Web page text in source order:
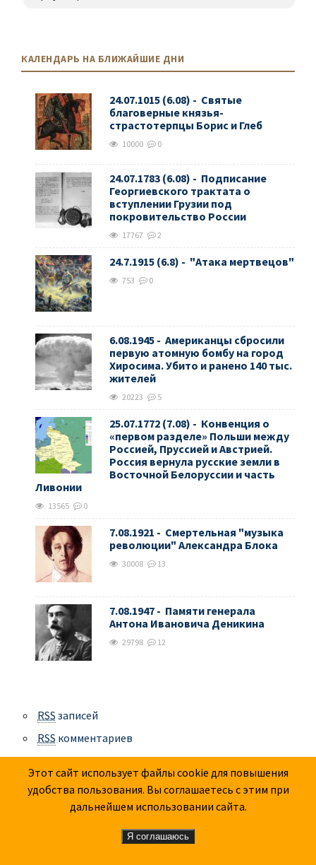
КАЛЕНДАРЬ НА БЛИЖАЙШИЕ ДНИ
24.07.1015 (6.08) - Святые
благоверные князья-
страстотерпцы Борис и Глеб
10000 0
24.07.1783 (6.08) - Подписание
Георгиевского трактата о
вступлении Грузии под
покровительство России
17767 2
24.7.1915 (6.8) - "Атака мертвецов"
753 0
6.08.1945 - Американцы сбросили
первую атомную бомбу на город
Хиросима. Убито и ранено 140 тыс.
жителей
20223 5
25.07.1772 (7.08) - Конвенция о
«первом разделе» Польши между
Россией, Пруссией и Австрией.
Россия вернула русские земли в
Восточной Белоруссии и часть
Ливонии
13565 0
7.08.1921 - Смертельная "музыка
революции" Александра Блока
30008 13
7.08.1947 - Памяти генерала
Антона Ивановича Деникина
29798 12
RSS записей
RSS комментариев
Главный редактор: М.В. Назаров
Редактор: Н.В. Дмитриев
Этот сайт использует файлы cookie для повышения
удобства пользования. Вы соглашаетесь с этим при
дальнейшем использовании сайта.
Я соглашаюсь